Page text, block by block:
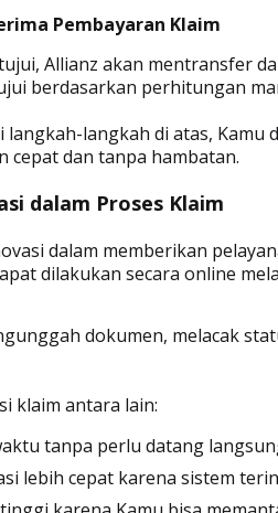
Pembayaran Klaim
Allianz akan mentransfer
berdasarkan perhitungan
langkah di atas, Kamu
cepat dan tanpa hambatan.
dalam Proses Klaim
dalam memberikan
dilakukan secara online
dokumen, melacak
klaim antara lain:
tanpa perlu datang
lebih cepat karena sistem